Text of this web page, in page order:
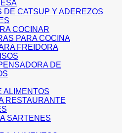
DE CATSUP Y ADEREZOS
COCINAR
PARA COCINA
FREIDORA
DE
ALIMENTOS
RESTAURANTE
SARTENES